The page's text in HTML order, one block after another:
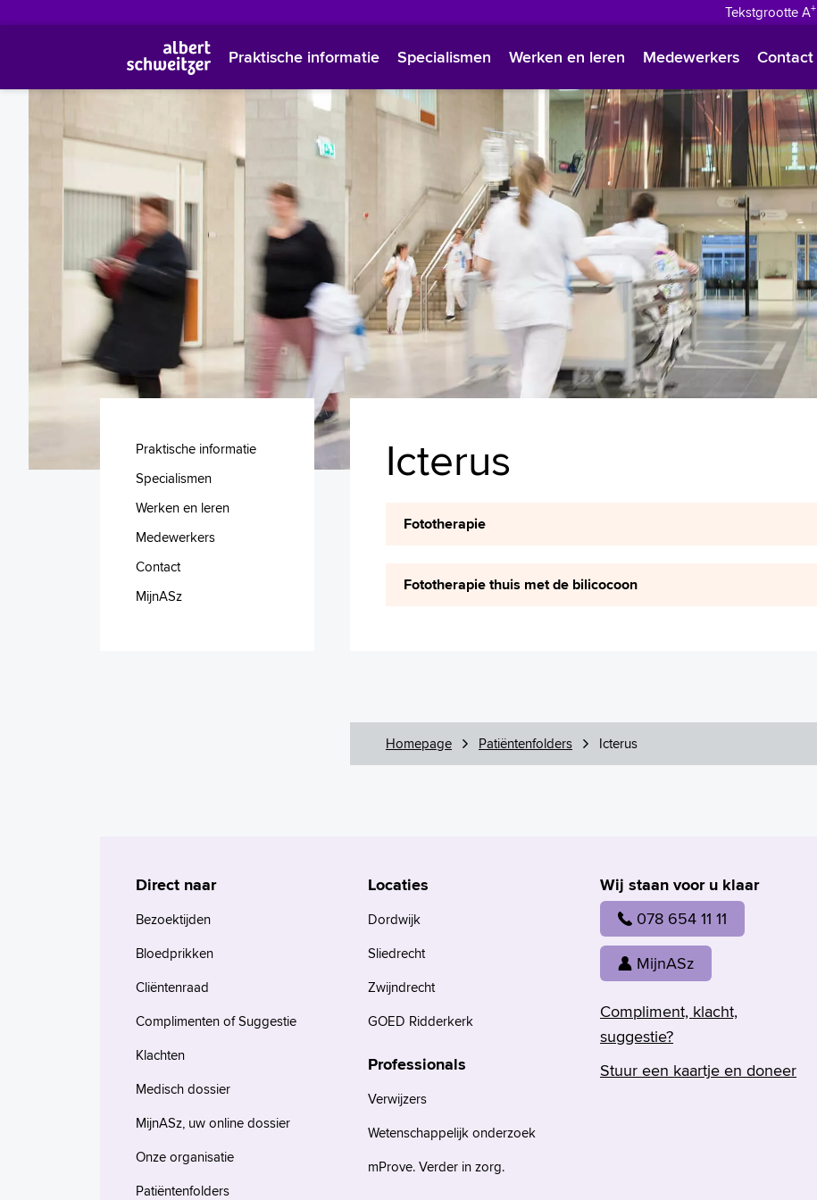
Tekstgrootte A+
Polski
Türkçe
Arabisch
Praktische informatie Specialismen Werken en leren Medewerkers Contact
Praktische informatie
Specialismen
Werken en leren
Medewerkers
Contact
MijnASz
Icterus
Fototherapie
Fototherapie thuis met de bilicocoon
Homepage Patiëntenfolders Icterus
Wij staan voor u klaar
078 654 11 11
MijnASz
Compliment, klacht,
suggestie?
Stuur een kaartje en doneer
Direct naar
Bezoektijden
Bloedprikken
Cliëntenraad
Complimenten of Suggestie
Klachten
Medisch dossier
MijnASz, uw online dossier
Onze organisatie
Patiëntenfolders
Locaties
Dordwijk
Sliedrecht
Zwijndrecht
GOED Ridderkerk
Professionals
Verwijzers
Wetenschappelijk onderzoek
mProve. Verder in zorg.